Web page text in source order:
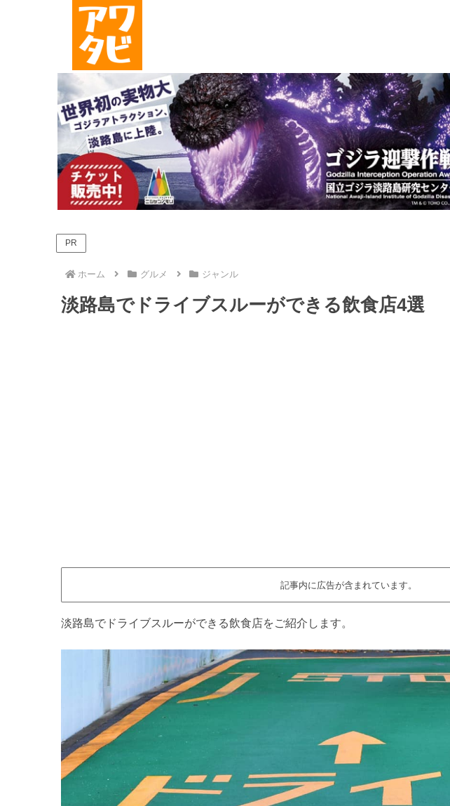
PR
ホーム グルメ ジャンル
淡路島でドライブスルーができる飲食店4選
記事内に広告が含まれています。
淡路島でドライブスルーができる飲食店をご紹介します。